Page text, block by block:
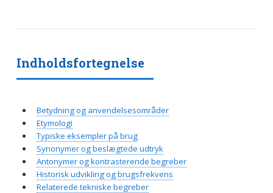
Indholdsfortegnelse
Betydning og anvendelsesområder
Etymologi
Typiske eksempler på brug
Synonymer og beslægtede udtryk
Antonymer og kontrasterende begreber
Historisk udvikling og brugsfrekvens
Relaterede tekniske begreber